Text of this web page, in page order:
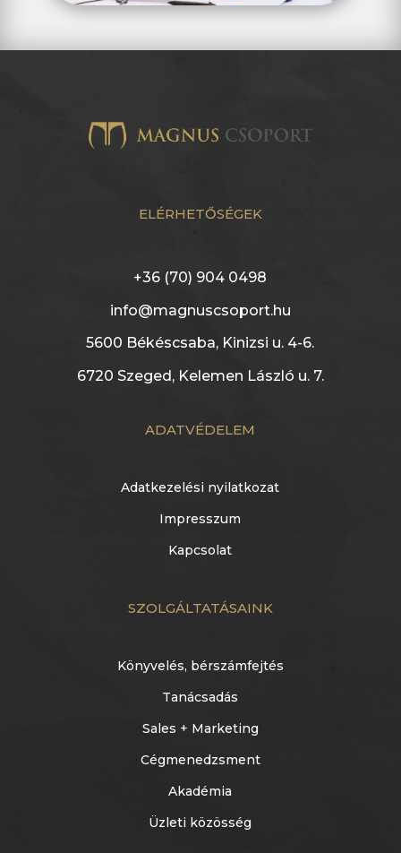
ELÉRHETŐSÉGEK
+36 (70) 904 0498
info@magnuscsoport.hu
5600 Békéscsaba, Kinizsi u. 4-6.
6720 Szeged, Kelemen László u. 7.
ADATVÉDELEM
Adatkezelési nyilatkozat
Impresszum
Kapcsolat
SZOLGÁLTATÁSAINK
Könyvelés, bérszámfejtés
Tanácsadás
Sales + Marketing
Cégmenedzsment
Akadémia
Üzleti közösség